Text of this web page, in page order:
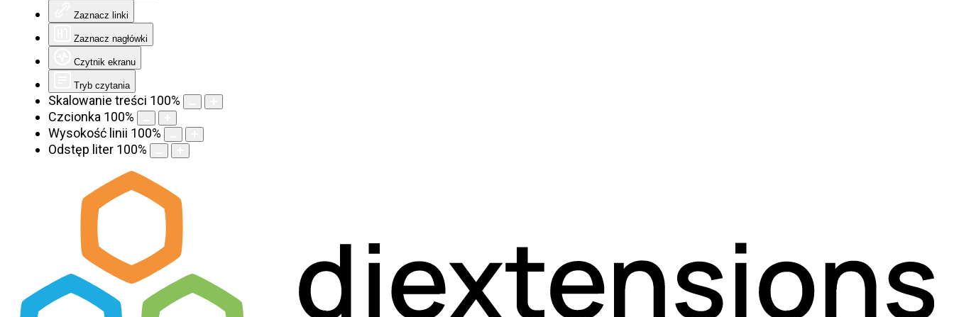
Zaznacz linki
Zaznacz nagłówki
Czytnik ekranu
Tryb czytania
Skalowanie treści 100%
Czcionka 100%
Wysokość linii 100%
Odstęp liter 100%